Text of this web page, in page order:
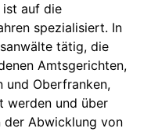
ist auf die
spezialisiert. In
tätig, die
Amtsgerichten,
und Oberfranken,
werden und über
der Abwicklung von